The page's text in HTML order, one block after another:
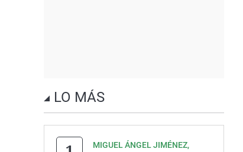
LO MÁS
MIGUEL ÁNGEL JIMÉNEZ,